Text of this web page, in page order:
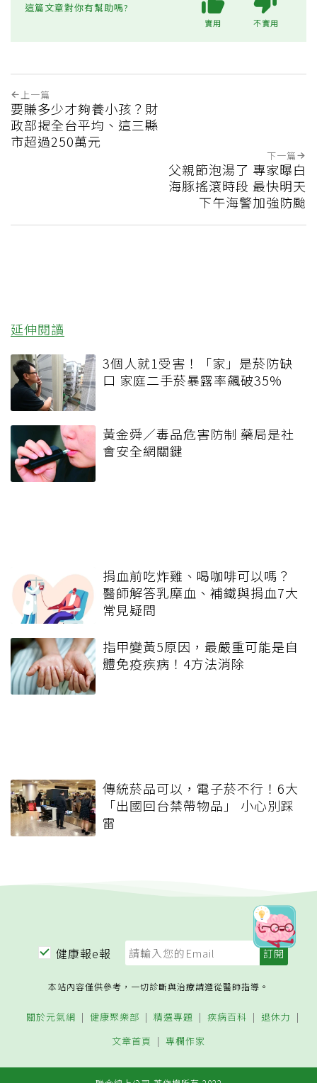
這篇文章對你有幫助嗎?
實用 不實用
上一篇
要賺多少才夠養小孩？財
政部揭全台平均、這三縣
市超過250萬元
下一篇
父親節泡湯了 專家曝白
海豚搖滾時段 最快明天
下午海警加強防颱
延伸閱讀
3個人就1受害！「家」是菸防缺
口 家庭二手菸暴露率飆破35%
黃金舜／毒品危害防制 藥局是社
會安全網關鍵
捐血前吃炸雞、喝咖啡可以嗎？
醫師解答乳糜血、補鐵與捐血7大
常見疑問
指甲變黃5原因，最嚴重可能是自
體免疫疾病！4方法消除
傳統菸品可以，電子菸不行！6大
「出國回台禁帶物品」 小心別踩
雷
健康報e報
本站內容僅供參考，一切診斷與治療請遵從醫師指導。
關於元氣網 健康聚樂部 精選專題 疾病百科
退休力
文章首頁
專欄作家